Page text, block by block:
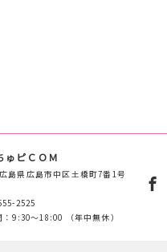
ゅピＣＯＭ
島県広島市中区土橋町7番1号
2525
9:30～18:00 （年中無休）